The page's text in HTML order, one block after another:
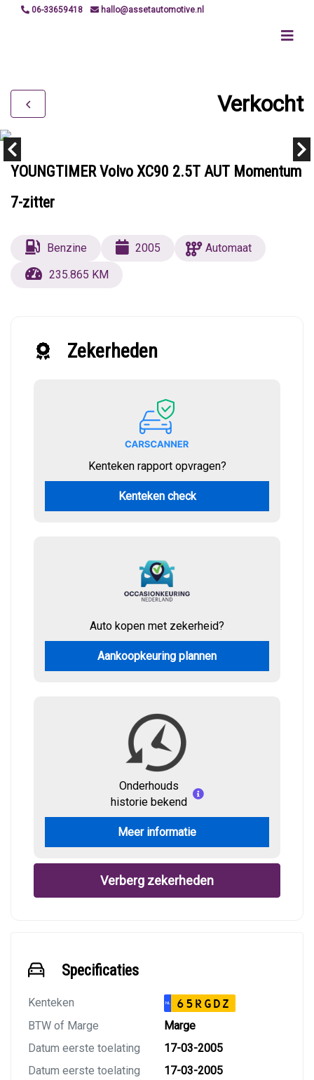
06-33659418 hallo@assetautomotive.nl
Verkocht
YOUNGTIMER Volvo XC90 2.5T AUT Momentum
7-zitter
Benzine 2005
Automaat
235.865 KM
Zekerheden
Kenteken rapport opvragen?
Kenteken check
Auto kopen met zekerheid?
Aankoopkeuring plannen
Onderhouds
historie bekend
Meer informatie
Verberg zekerheden
Specificaties
Kenteken NL 65RGDZ
BTW of Marge
Marge
Datum eerste toelating
17-03-2005
Datum eerste toelating
17-03-2005